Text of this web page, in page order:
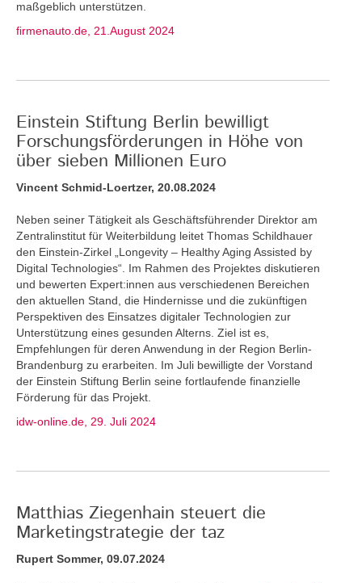
maßgeblich unterstützen.
firmenauto.de, 21.August 2024
Einstein Stiftung Berlin bewilligt
Forschungsförderungen in Höhe von
über sieben Millionen Euro
Vincent Schmid-Loertzer, 20.08.2024
Neben seiner Tätigkeit als Geschäftsführender Direktor am
Zentralinstitut für Weiterbildung leitet Thomas Schildhauer
den Einstein-Zirkel „Longevity – Healthy Aging Assisted by
Digital Technologies“. Im Rahmen des Projektes diskutieren
und bewerten Expert:innen aus verschiedenen Bereichen
den aktuellen Stand, die Hindernisse und die zukünftigen
Perspektiven des Einsatzes digitaler Technologien zur
Unterstützung eines gesunden Alterns. Ziel ist es,
Empfehlungen für deren Anwendung in der Region Berlin-
Brandenburg zu erarbeiten. Im Juli bewilligte der Vorstand
der Einstein Stiftung Berlin seine fortlaufende finanzielle
Förderung für das Projekt.
idw-online.de, 29. Juli 2024
Matthias Ziegenhain steuert die
Marketingstrategie der taz
Rupert Sommer, 09.07.2024